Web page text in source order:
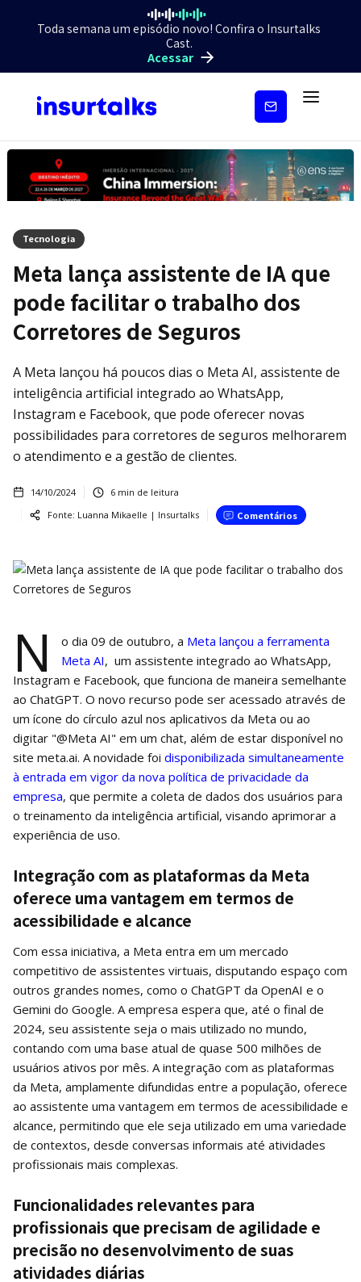
Toda semana um episódio novo! Confira o Insurtalks
Cast.
Acessar
Inscreva-
Tecnologia
Meta lança assistente de IA que
pode facilitar o trabalho dos
Corretores de Seguros
A Meta lançou há poucos dias o Meta AI, assistente de
inteligência artificial integrado ao WhatsApp,
Instagram e Facebook, que pode oferecer novas
possibilidades para corretores de seguros melhorarem
o atendimento e a gestão de clientes.
14/10/2024 6 min de leitura
Fonte: Luanna Mikaelle | Insurtalks Comentários
N o dia 09 de outubro, a Meta lançou a ferramenta
Meta AI, um assistente integrado ao WhatsApp,
Instagram e Facebook, que funciona de maneira semelhante
ao ChatGPT. O novo recurso pode ser acessado através de
um ícone do círculo azul nos aplicativos da Meta ou ao
digitar "@Meta AI" em um chat, além de estar disponível no
site meta.ai. A novidade foi disponibilizada simultaneamente
à entrada em vigor da nova política de privacidade da
empresa, que permite a coleta de dados dos usuários para
o treinamento da inteligência artificial, visando aprimorar a
experiência de uso.
Integração com as plataformas da Meta
oferece uma vantagem em termos de
acessibilidade e alcance
Com essa iniciativa, a Meta entra em um mercado
competitivo de assistentes virtuais, disputando espaço com
outros grandes nomes, como o ChatGPT da OpenAI e o
Gemini do Google. A empresa espera que, até o final de
2024, seu assistente seja o mais utilizado no mundo,
contando com uma base atual de quase 500 milhões de
usuários ativos por mês. A integração com as plataformas
da Meta, amplamente difundidas entre a população, oferece
ao assistente uma vantagem em termos de acessibilidade e
alcance, permitindo que ele seja utilizado em uma variedade
de contextos, desde conversas informais até atividades
profissionais mais complexas.
Funcionalidades relevantes para
profissionais que precisam de agilidade e
precisão no desenvolvimento de suas
atividades diárias